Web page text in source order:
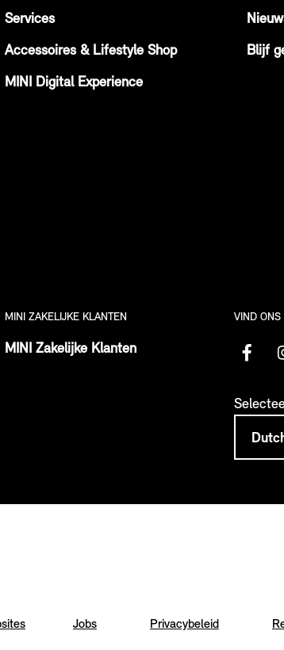
Services
Accessoires & Lifestyle Shop
MINI Digital Experience
Blijf
MINI ZAKELIJKE KLANTEN
MINI Zakelijke Klanten
VIND ONS
Jobs Privacybeleid